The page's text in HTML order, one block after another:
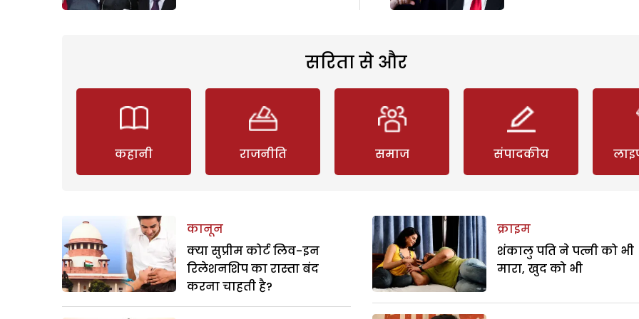
सरिता से और
कहानी राजनीति समाज संपादकीय
कानून
क्या सुप्रीम कोर्ट लिव-इन
रिलेशनशिप का रास्ता बंद
करना चाहती है?
क्राइम
शंकालु पति ने पत्नी को भी
मारा, खुद को भी